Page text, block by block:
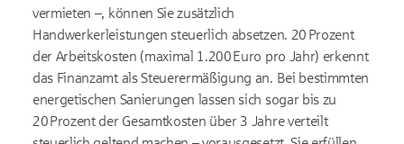
vermieten –, können Sie zusätzlich
Handwerkerleistungen steuerlich absetzen. 20 Prozent
der Arbeitskosten (maximal 1.200 Euro pro Jahr) erkennt
das Finanzamt als Steuerermäßigung an. Bei bestimmten
energetischen Sanierungen lassen sich sogar bis zu
20 Prozent der Gesamtkosten über 3 Jahre verteilt